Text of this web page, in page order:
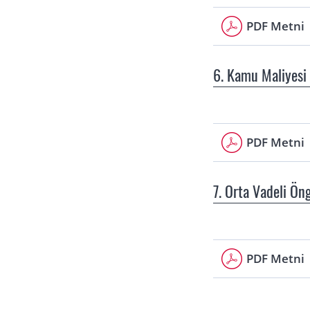
PDF Metni
6. Kamu Maliyesi
PDF Metni
7. Orta Vadeli
PDF Metni